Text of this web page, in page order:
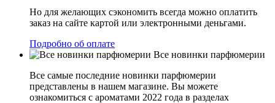
Но для желающих сэкономить всегда можно оплатить
заказ на сайте картой или электронными деньгами.
Подробно об оплате
Все новинки парфюмерии
Все самые последние новинки парфюмерии
представлены в нашем магазине. Вы можете
ознакомиться с ароматами 2022 года в разделах